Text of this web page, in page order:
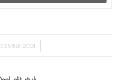
2021
/